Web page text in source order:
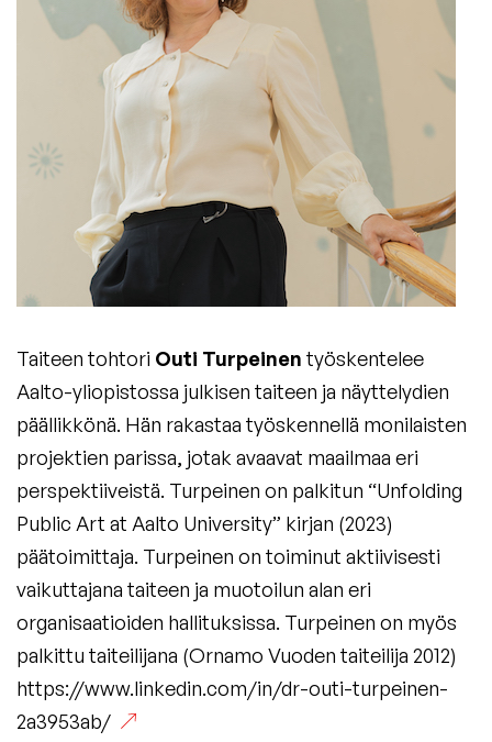
Taiteen tohtori Outi Turpeinen työskentelee
Aalto-yliopistossa julkisen taiteen ja näyttelydien
päällikkönä. Hän rakastaa työskennellä monilaisten
projektien parissa, jotak avaavat maailmaa eri
perspektiiveistä. Turpeinen on palkitun “Unfolding
Public Art at Aalto University” kirjan (2023)
päätoimittaja. Turpeinen on toiminut aktiivisesti
vaikuttajana taiteen ja muotoilun alan eri
organisaatioiden hallituksissa. Turpeinen on myös
palkittu taiteilijana (Ornamo Vuoden taiteilija 2012)
https://www.linkedin.com/in/dr-outi-turpeinen-
2a3953ab/